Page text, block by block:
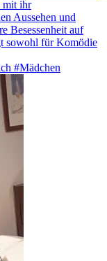
mit ihr
Aussehen und
Besessenheit auf
sowohl für Komödie
#Mädchen